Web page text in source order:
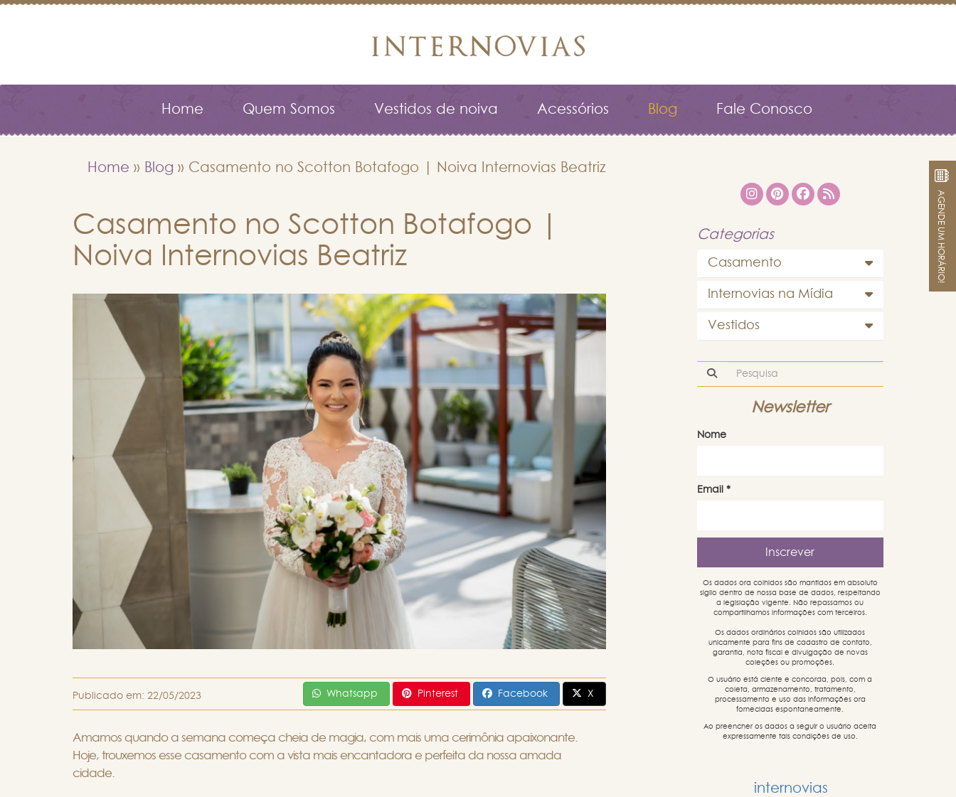
Home Quem Somos Vestidos de noiva Acessórios Blog Fale Conosco
Home » Blog » Casamento no Scotton Botafogo | Noiva Internovias Beatriz
Casamento no Scotton Botafogo |
Noiva Internovias Beatriz
Publicado em: 22/05/2023 Whatsapp Pinterest Facebook X
Amamos quando a semana começa cheia de magia, com mais uma cerimônia apaixonante.
Hoje, trouxemos esse casamento com a vista mais encantadora e perfeita da nossa amada
cidade.
Categorias
Casamento
Internovias na Mídia
Vestidos
Newsletter
Nome
Email *
Os dados ora colhidos são mantidos em absoluto
sigilo dentro de nossa base de dados, respeitando
a legislação vigente. Não repassamos ou
compartilhamos informações com terceiros.
Os dados ordinários colhidos são utilizados
unicamente para fins de cadastro de contato,
garantia, nota fiscal e divulgação de novas
coleções ou promoções.
O usuário está ciente e concorda, pois, com a
coleta, armazenamento, tratamento,
processamento e uso das informações ora
fornecidas espontaneamente.
Ao preencher os dados a seguir o usuário aceita
expressamente tais condições de uso.
internovias
AGENDE UM HORÁRIO!